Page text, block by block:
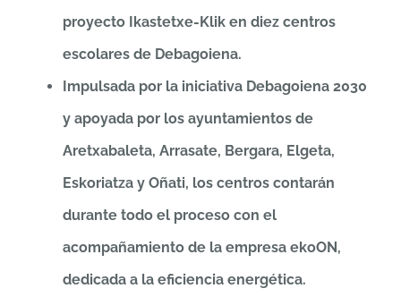
proyecto Ikastetxe-Klik en diez centros
escolares de Debagoiena.
Impulsada por la iniciativa Debagoiena 2030
y apoyada por los ayuntamientos de
Aretxabaleta, Arrasate, Bergara, Elgeta,
Eskoriatza y Oñati, los centros contarán
durante todo el proceso con el
acompañamiento de la empresa ekoON,
dedicada a la eficiencia energética.